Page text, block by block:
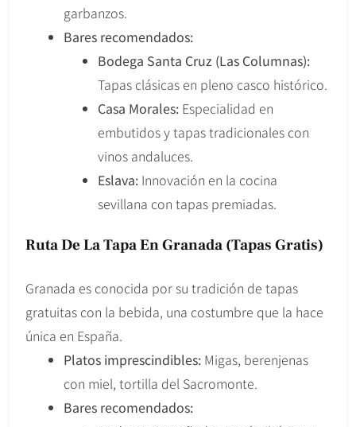
garbanzos.
Bares recomendados:
Bodega Santa Cruz (Las Columnas):
Tapas clásicas en pleno casco histórico.
Casa Morales: Especialidad en
embutidos y tapas tradicionales con
vinos andaluces.
Eslava: Innovación en la cocina
sevillana con tapas premiadas.
Ruta De La Tapa En Granada (Tapas Gratis)
Granada es conocida por su tradición de tapas
gratuitas con la bebida, una costumbre que la hace
única en España.
Platos imprescindibles: Migas, berenjenas
con miel, tortilla del Sacromonte.
Bares recomendados: